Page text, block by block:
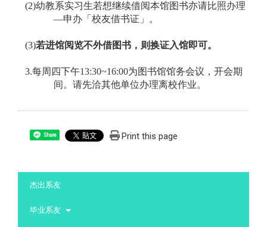
(2)幼教系实习生若想继续借阅本馆图书亦请比照办理
—申办「校友借书证」。
(3)若进馆阅览不外借图书，则换证入馆即可。
3.每周四下午13:30~16:00为图书馆馆务会议， 开会期
间。请先洽其他单位办理离校作业。
Share Print this page
杰出系友
毕业系友